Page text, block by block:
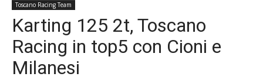
Toscano Racing Team
Karting 125 2t, Toscano
Racing in top5 con Cioni e
Milanesi